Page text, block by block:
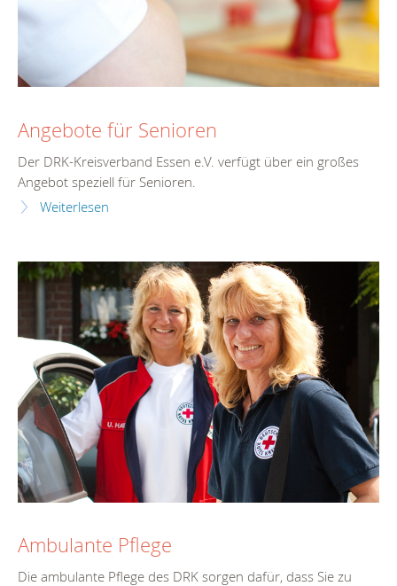
Angebote für Senioren
Der DRK-Kreisverband Essen e.V. verfügt über ein großes
Angebot speziell für Senioren.
Weiterlesen
Ambulante Pflege
Die ambulante Pflege des DRK sorgen dafür, dass Sie zu